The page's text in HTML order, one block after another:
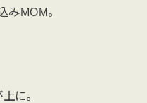
みMOM。
に。